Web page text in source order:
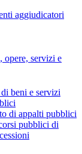
aggiudicatori
opere, servizi e
beni e servizi
di appalti pubblici
pubblici di